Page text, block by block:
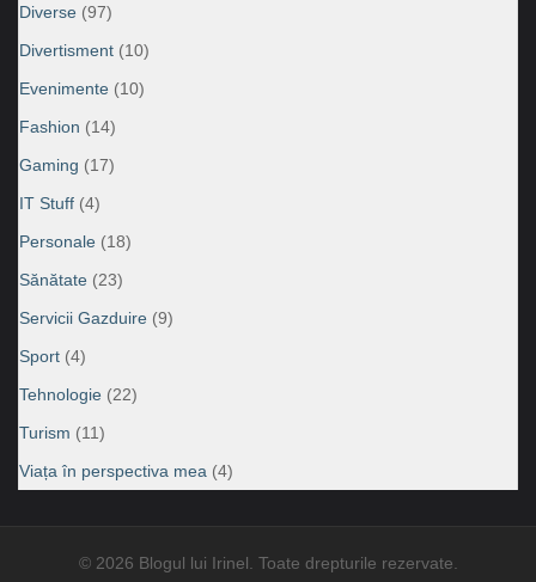
Diverse (97)
Divertisment (10)
Evenimente (10)
Fashion (14)
Gaming (17)
IT Stuff (4)
Personale (18)
Sănătate (23)
Servicii Gazduire (9)
Sport (4)
Tehnologie (22)
Turism (11)
Viața în perspectiva mea (4)
© 2026 Blogul lui Irinel. Toate drepturile rezervate.